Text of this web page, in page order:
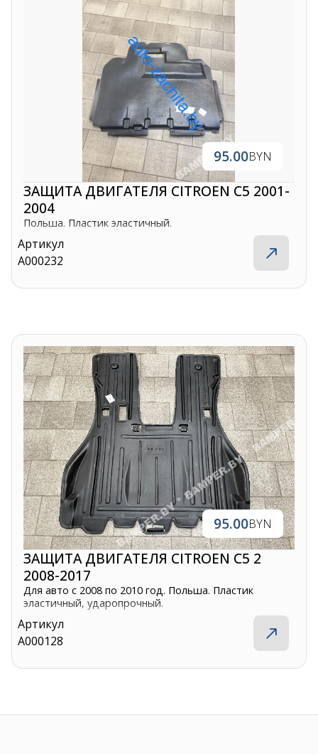
95.00BYN
ЗАЩИТА ДВИГАТЕЛЯ CITROEN C5 2001-
2004
Польша. Пластик эластичный.
Артикул
A000232
95.00BYN
ЗАЩИТА ДВИГАТЕЛЯ CITROEN C5 2
2008-2017
Для авто с 2008 по 2010 год. Польша. Пластик
эластичный, ударопрочный.
Артикул
A000128